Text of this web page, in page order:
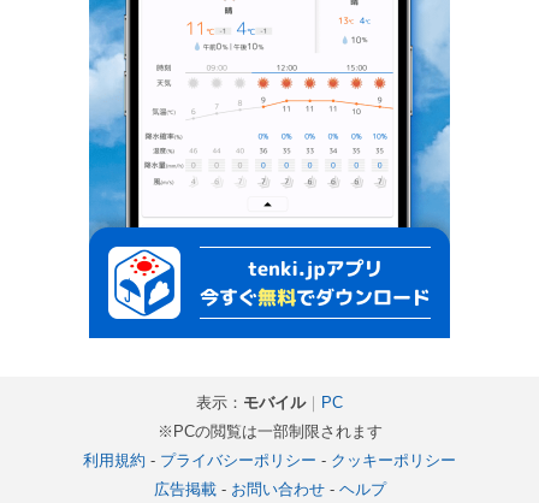
表示： モバイル｜ PC
※PCの閲覧は一部制限されます
利用規約 - プライバシーポリシー - クッキーポリシー
広告掲載- お問い合わせ- ヘルプ